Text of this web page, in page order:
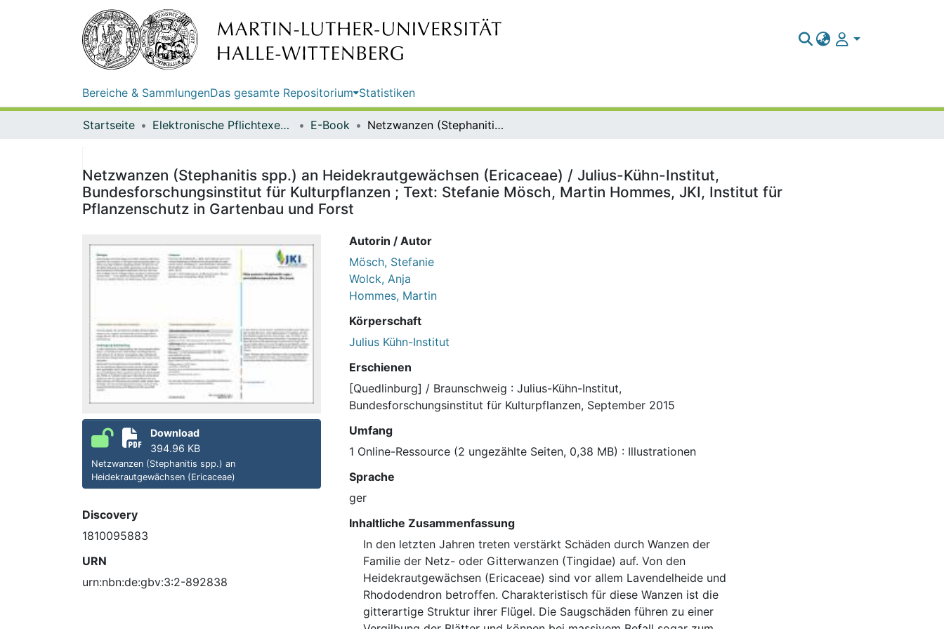
Bereiche & SammlungenDas gesamte Repositorium Statistiken
Startseite Elektronische Pflichtexemplare E-Book Netzwanzen (Stephanitis spp.) an Heidekrautgewächsen (Ericaceae) / Julius-Kühn-Institut, Bundesforschungsinstitut für Kulturpflanzen ; Text: Stefanie Mösch, Martin Hommes, JKI, Institut für Pflanzenschutz in Gartenbau und Forst
Netzwanzen (Stephanitis spp.) an Heidekrautgewächsen (Ericaceae) / Julius-Kühn-Institut,
Bundesforschungsinstitut für Kulturpflanzen ; Text: Stefanie Mösch, Martin Hommes, JKI, Institut für
Pflanzenschutz in Gartenbau und Forst
Download
394.96 KB
Netzwanzen (Stephanitis spp.) an
Heidekrautgewächsen (Ericaceae)
Discovery
1810095883
URN
urn:nbn:de:gbv:3:2-892838
Autorin / Autor
Mösch, Stefanie
Wolck, Anja
Hommes, Martin
Körperschaft
Julius Kühn-Institut
Erschienen
[Quedlinburg] / Braunschweig : Julius-Kühn-Institut,
Bundesforschungsinstitut für Kulturpflanzen, September 2015
Umfang
1 Online-Ressource (2 ungezählte Seiten, 0,38 MB) : Illustrationen
Sprache
ger
Inhaltliche Zusammenfassung
In den letzten Jahren treten verstärkt Schäden durch Wanzen der
Familie der Netz- oder Gitterwanzen (Tingidae) auf. Von den
Heidekrautgewächsen (Ericaceae) sind vor allem Lavendelheide und
Rhododendron betroffen. Charakteristisch für diese Wanzen ist die
gitterartige Struktur ihrer Flügel. Die Saugschäden führen zu einer